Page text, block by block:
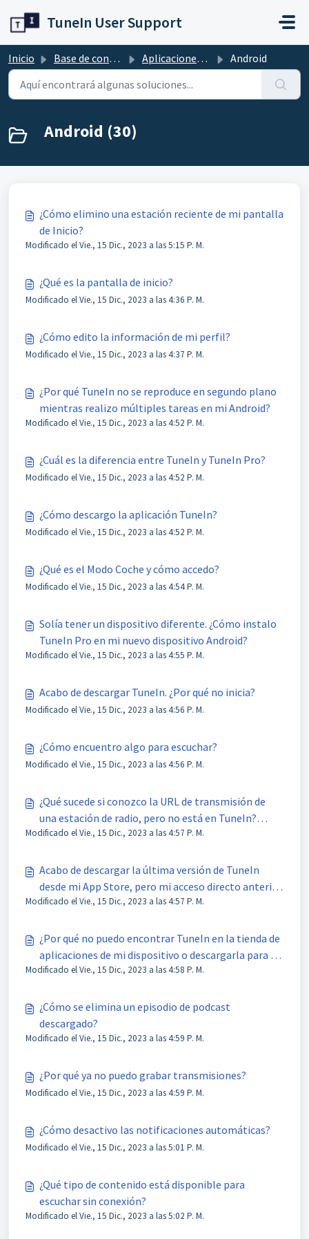
TuneIn User Support
Inicio Base de conocimientos Aplicaciones móviles Android
Android (30)
¿Cómo elimino una estación reciente de mi pantalla
de Inicio?
Modificado el Vie., 15 Dic., 2023 a las 5:15 P. M.
¿Qué es la pantalla de inicio?
Modificado el Vie., 15 Dic., 2023 a las 4:36 P. M.
¿Cómo edito la información de mi perfil?
Modificado el Vie., 15 Dic., 2023 a las 4:37 P. M.
¿Por qué TuneIn no se reproduce en segundo plano
mientras realizo múltiples tareas en mi Android?
Modificado el Vie., 15 Dic., 2023 a las 4:52 P. M.
¿Cuál es la diferencia entre TuneIn y TuneIn Pro?
Modificado el Vie., 15 Dic., 2023 a las 4:52 P. M.
¿Cómo descargo la aplicación TuneIn?
Modificado el Vie., 15 Dic., 2023 a las 4:52 P. M.
¿Qué es el Modo Coche y cómo accedo?
Modificado el Vie., 15 Dic., 2023 a las 4:54 P. M.
Solía tener un dispositivo diferente. ¿Cómo instalo
TuneIn Pro en mi nuevo dispositivo Android?
Modificado el Vie., 15 Dic., 2023 a las 4:55 P. M.
Acabo de descargar TuneIn. ¿Por qué no inicia?
Modificado el Vie., 15 Dic., 2023 a las 4:56 P. M.
¿Cómo encuentro algo para escuchar?
Modificado el Vie., 15 Dic., 2023 a las 4:56 P. M.
¿Qué sucede si conozco la URL de transmisión de
una estación de radio, pero no está en TuneIn?
¿Todavía puedo escucharla?
Modificado el Vie., 15 Dic., 2023 a las 4:57 P. M.
Acabo de descargar la última versión de TuneIn
desde mi App Store, pero mi acceso directo anterior
no funciona.
Modificado el Vie., 15 Dic., 2023 a las 4:57 P. M.
¿Por qué no puedo encontrar TuneIn en la tienda de
aplicaciones de mi dispositivo o descargarla para mi
dispositivo Android?
Modificado el Vie., 15 Dic., 2023 a las 4:58 P. M.
¿Cómo se elimina un episodio de podcast
descargado?
Modificado el Vie., 15 Dic., 2023 a las 4:59 P. M.
¿Por qué ya no puedo grabar transmisiones?
Modificado el Vie., 15 Dic., 2023 a las 4:59 P. M.
¿Cómo desactivo las notificaciones automáticas?
Modificado el Vie., 15 Dic., 2023 a las 5:01 P. M.
¿Qué tipo de contenido está disponible para
escuchar sin conexión?
Modificado el Vie., 15 Dic., 2023 a las 5:02 P. M.